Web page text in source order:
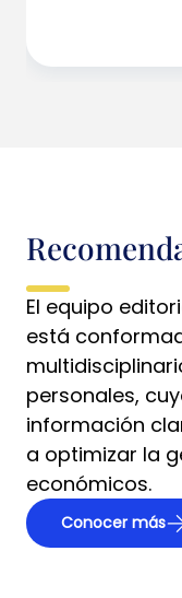
El equipo
está
personales,
información
a optimizar la
económicos.
Conocer más